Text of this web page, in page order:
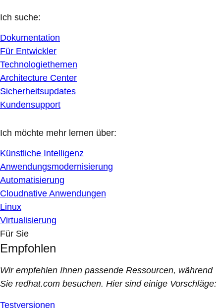
Ich suche:
Dokumentation
Für Entwickler
Technologiethemen
Architecture Center
Sicherheitsupdates
Kundensupport
Ich möchte mehr lernen über:
Künstliche Intelligenz
Anwendungsmodernisierung
Automatisierung
Cloudnative Anwendungen
Linux
Virtualisierung
Für Sie
Empfohlen
Wir empfehlen Ihnen passende Ressourcen, während
Sie redhat.com besuchen. Hier sind einige Vorschläge:
Testversionen